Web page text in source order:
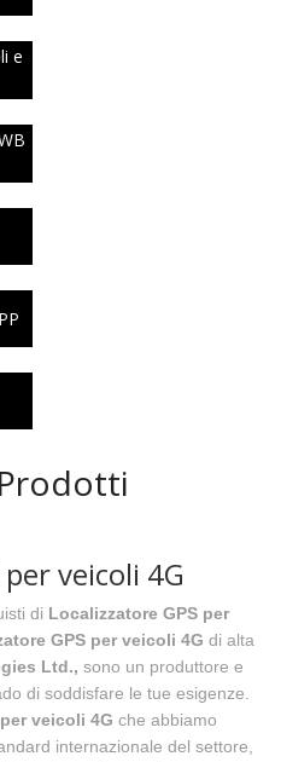
e
veicoli 4G
di Localizzatore GPS per
GPS per veicoli 4G di alta
Ltd., sono un produttore e
di soddisfare le tue esigenze.
veicoli 4G che abbiamo
internazionale del settore,